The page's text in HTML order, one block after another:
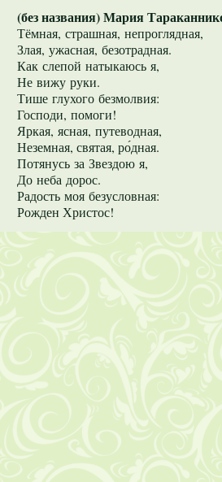
(без названия) Мария
Тёмная, страшная, непроглядная,
Злая, ужасная, безотрадная.
Как слепой натыкаюсь я,
Не вижу руки.
Тише глухого безмолвия:
Господи, помоги!
Яркая, ясная, путеводная,
Неземная, святая, ро́дная.
Потянусь за Звездою я,
До неба дорос.
Радость моя безусловная:
Рожден Христос!